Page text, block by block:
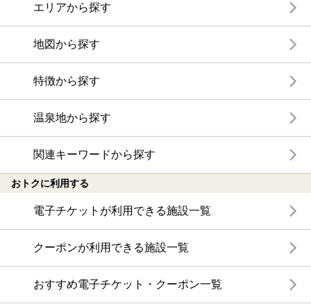
エリアから探す
地図から探す
特徴から探す
温泉地から探す
関連キーワードから探す
おトクに利用する
電子チケットが利用できる施設一覧
クーポンが利用できる施設一覧
おすすめ電子チケット・クーポン一覧